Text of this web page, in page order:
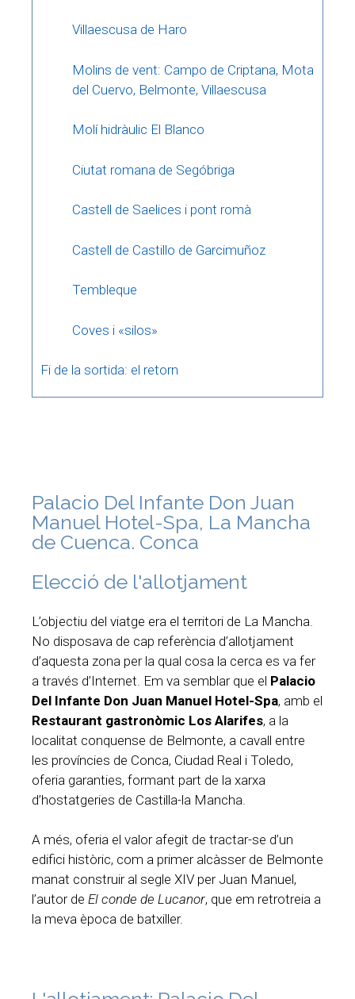
Villaescusa de Haro
Molins de vent: Campo de Criptana, Mota
del Cuervo, Belmonte, Villaescusa
Molí hidràulic El Blanco
Ciutat romana de Segóbriga
Castell de Saelices i pont romà
Castell de Castillo de Garcimuñoz
Tembleque
Coves i «silos»
Fi de la sortida: el retorn
Palacio Del Infante Don Juan
Manuel Hotel-Spa, La Mancha
de Cuenca. Conca
Elecció de l'allotjament
L’objectiu del viatge era el territori de La Mancha.
No disposava de cap referència d’allotjament
d’aquesta zona per la qual cosa la cerca es va fer
a través d’Internet. Em va semblar que el Palacio
Del Infante Don Juan Manuel Hotel-Spa, amb el
Restaurant gastronòmic Los Alarifes, a la
localitat conquense de Belmonte, a cavall entre
les províncies de Conca, Ciudad Real i Toledo,
oferia garanties, formant part de la xarxa
d’hostatgeries de Castilla-la Mancha.
A més, oferia el valor afegit de tractar-se d’un
edifici històric, com a primer alcàsser de Belmonte
manat construir al segle XIV per Juan Manuel,
l’autor de El conde de Lucanor, que em retrotreia a
la meva època de batxiller.